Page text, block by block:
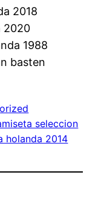
seleccion
holanda 2014